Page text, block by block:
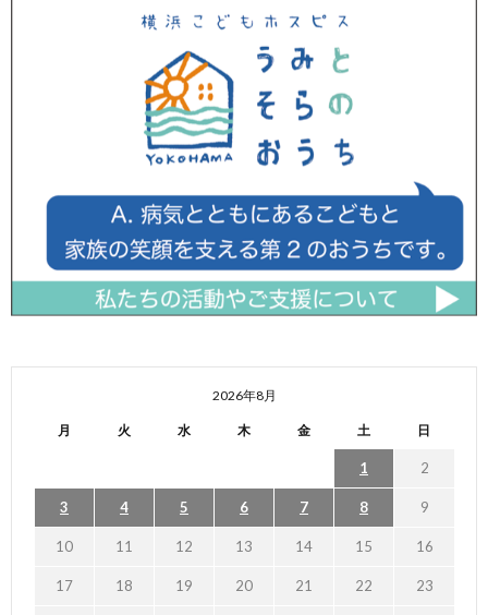
2026年8月
月 火 水 木 金 土 日
1 2
3 4 5 6 7 8 9
10 11 12 13 14 15 16
17 18 19 20 21 22 23